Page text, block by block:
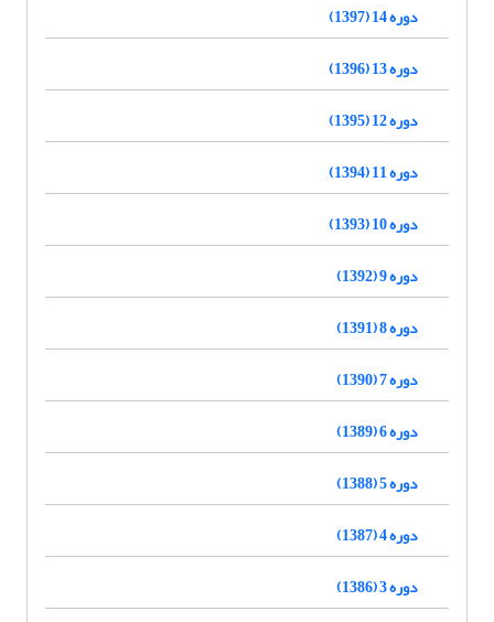
دوره 14 (1397)
دوره 13 (1396)
دوره 12 (1395)
دوره 11 (1394)
دوره 10 (1393)
دوره 9 (1392)
دوره 8 (1391)
دوره 7 (1390)
دوره 6 (1389)
دوره 5 (1388)
دوره 4 (1387)
دوره 3 (1386)